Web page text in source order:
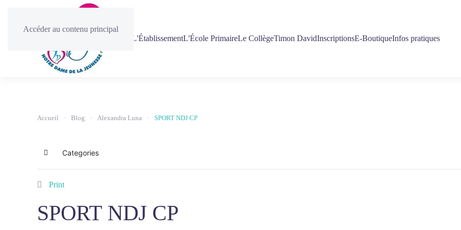
Accéder au contenu principal
L'ÉtablissementL'École PrimaireLe CollègeTimon DavidInscriptionsE-BoutiqueInfos pratiques
Accueil Blog Alexandra Luna SPORT NDJ CP
HomeCategories
Print
SPORT NDJ CP